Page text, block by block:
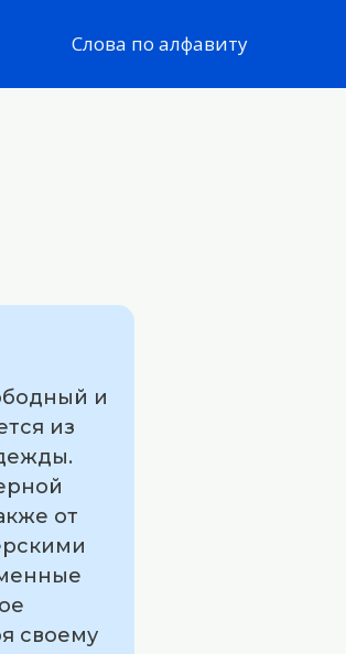
Слова по алфавиту
и
из
от
своему